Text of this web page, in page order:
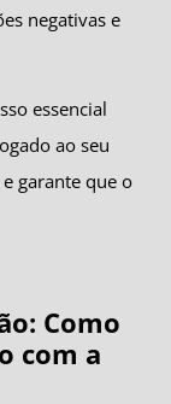
negativas e
essencial
ao seu
garante que o
Como
com a